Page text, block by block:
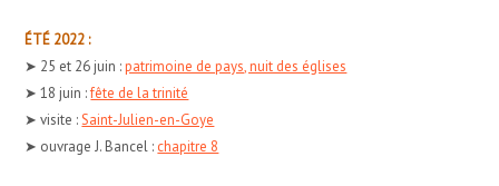
ÉTÉ 2022 :
➤ 25 et 26 juin :patrimoine de pays, nuit des églises
➤ 18 juin :fête de la trinité
➤ visite :Saint-Julien-en-Goye
➤ ouvrage J. Bancel : chapitre 8